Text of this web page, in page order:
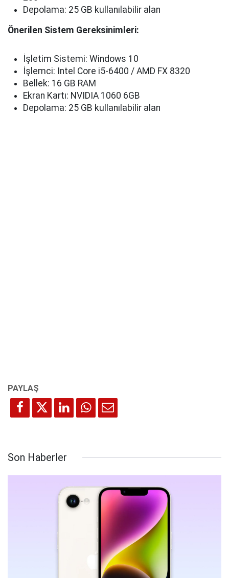
Depolama: 25 GB kullanılabilir alan
Önerilen Sistem Gereksinimleri:
İşletim Sistemi: Windows 10
İşlemci: Intel Core i5-6400 / AMD FX 8320
Bellek: 16 GB RAM
Ekran Kartı: NVIDIA 1060 6GB
Depolama: 25 GB kullanılabilir alan
Son Haberler